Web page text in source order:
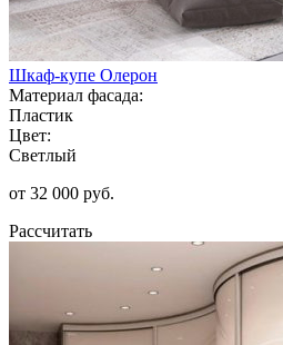
Шкаф-купе Олерон
Материал фасада:
Пластик
Цвет:
Светлый
от 32 000 руб.
Рассчитать